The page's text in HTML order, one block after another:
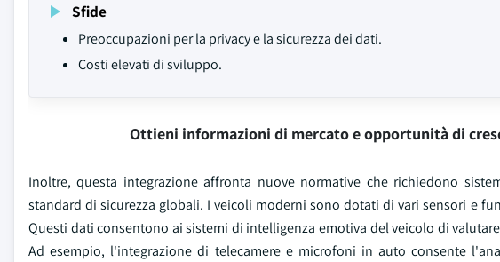
Sfide
Preoccupazioni per la privacy e la sicurezza dei dati.
Costi elevati di sviluppo.
Ottieni informazioni di mercato e opportunità di
Inoltre, questa integrazione affronta nuove normative che richiedono
standard di sicurezza globali. I veicoli moderni sono dotati di vari sensori e
Questi dati consentono ai sistemi di intelligenza emotiva del veicolo di
Ad esempio, l'integrazione di telecamere e microfoni in auto consente